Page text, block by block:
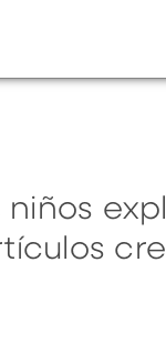
niños